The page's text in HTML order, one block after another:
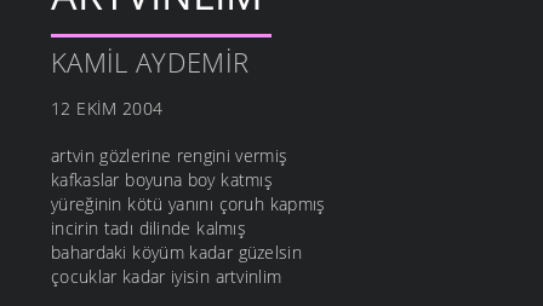
KAMIL AYDEMIR
12 EKIM 2004
artvin gözlerine rengini vermiş
kafkaslar boyuna boy katmış
yüreğinin kötü yanını çoruh kapmış
incirin tadı dilinde kalmış
bahardaki köyüm kadar güzelsin
çocuklar kadar iyisin artvinlim